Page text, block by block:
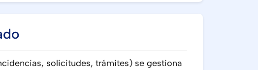
solicitudes, trámites) se gestiona